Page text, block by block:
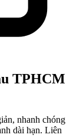
TPHCM
nhanh chóng
dài hạn. Liên